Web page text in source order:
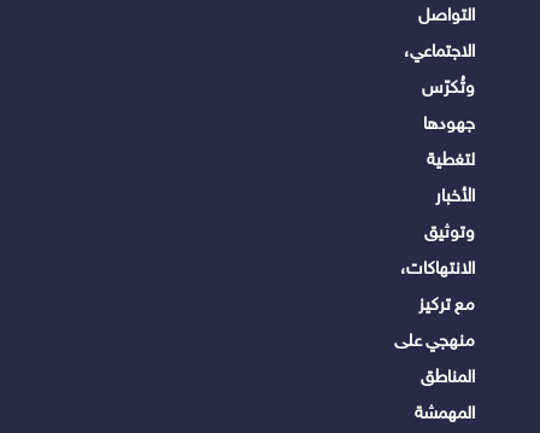
التواصل
الاجتماعي،
وتُكرّس
جهودها
لتغطية
الأخبار
وتوثيق
الانتهاكات،
مع تركيز
منهجي على
المناطق
المهمشة